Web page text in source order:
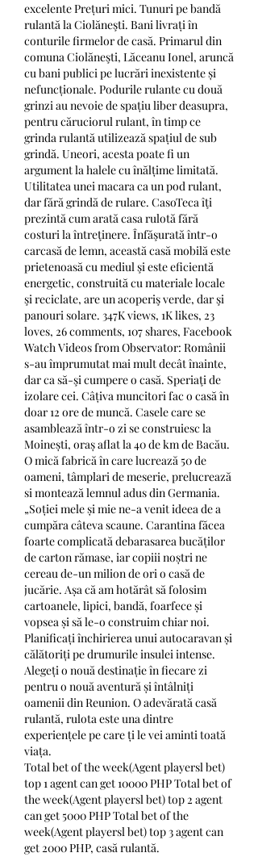
excelente Prețuri mici. Tunuri pe bandă
rulantă la Ciolăneşti. Bani livrați în
conturile firmelor de casă. Primarul din
comuna Ciolăneşti, Lăceanu Ionel, aruncă
cu bani publici pe lucrări inexistente și
nefuncționale. Podurile rulante cu două
grinzi au nevoie de spațiu liber deasupra,
pentru căruciorul rulant, în timp ce
grinda rulantă utilizează spațiul de sub
grindă. Uneori, acesta poate fi un
argument la halele cu înălțime limitată.
Utilitatea unei macara ca un pod rulant,
dar fără grindă de rulare. CasoTeca îţi
prezintă cum arată casa rulotă fără
costuri la întreţinere. Înfăşurată într-o
carcasă de lemn, această casă mobilă este
prietenoasă cu mediul şi este eficientă
energetic, construită cu materiale locale
şi reciclate, are un acoperiş verde, dar şi
panouri solare. 347K views, 1K likes, 23
loves, 26 comments, 107 shares, Facebook
Watch Videos from Observator: Românii
s-au împrumutat mai mult decât înainte,
dar ca să-şi cumpere o casă. Speriaţi de
izolare cei. Câțiva muncitori fac o casă în
doar 12 ore de muncă. Casele care se
asamblează într-o zi se construiesc la
Moinești, oraș aflat la 40 de km de Bacău.
O mică fabrică în care lucrează 50 de
oameni, tâmplari de meserie, prelucrează
si montează lemnul adus din Germania.
„Soției mele și mie ne-a venit ideea de a
cumpăra câteva scaune. Carantina făcea
foarte complicată debarasarea bucăților
de carton rămase, iar copiii noștri ne
cereau de-un milion de ori o casă de
jucărie. Așa că am hotărât să folosim
cartoanele, lipici, bandă, foarfece și
vopsea și să le-o construim chiar noi.
Planificați închirierea unui autocaravan și
călătoriți pe drumurile insulei intense.
Alegeți o nouă destinație în fiecare zi
pentru o nouă aventură și întâlniți
oamenii din Reunion. O adevărată casă
rulantă, rulota este una dintre
experiențele pe care ți le vei aminti toată
viața.
Total bet of the week(Agent playersl bet)
top 1 agent can get 10000 PHP Total bet of
the week(Agent playersl bet) top 2 agent
can get 5000 PHP Total bet of the
week(Agent playersl bet) top 3 agent can
get 2000 PHP, casă rulantă.